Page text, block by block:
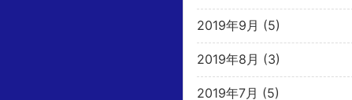
2019年9月 (5)
2019年8月 (3)
2019年7月 (5)